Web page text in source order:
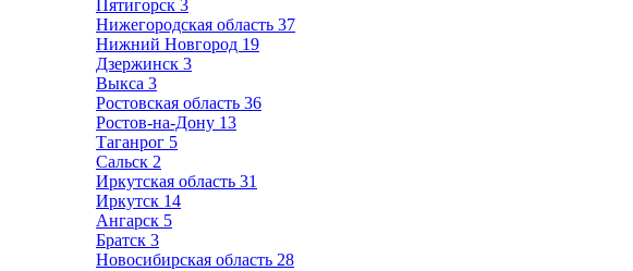
Пятигорск 3
Нижегородская область 37
Нижний Новгород 19
Дзержинск 3
Выкса 3
Ростовская область 36
Ростов-на-Дону 13
Таганрог 5
Сальск 2
Иркутская область 31
Иркутск 14
Ангарск 5
Братск 3
Новосибирская область 28